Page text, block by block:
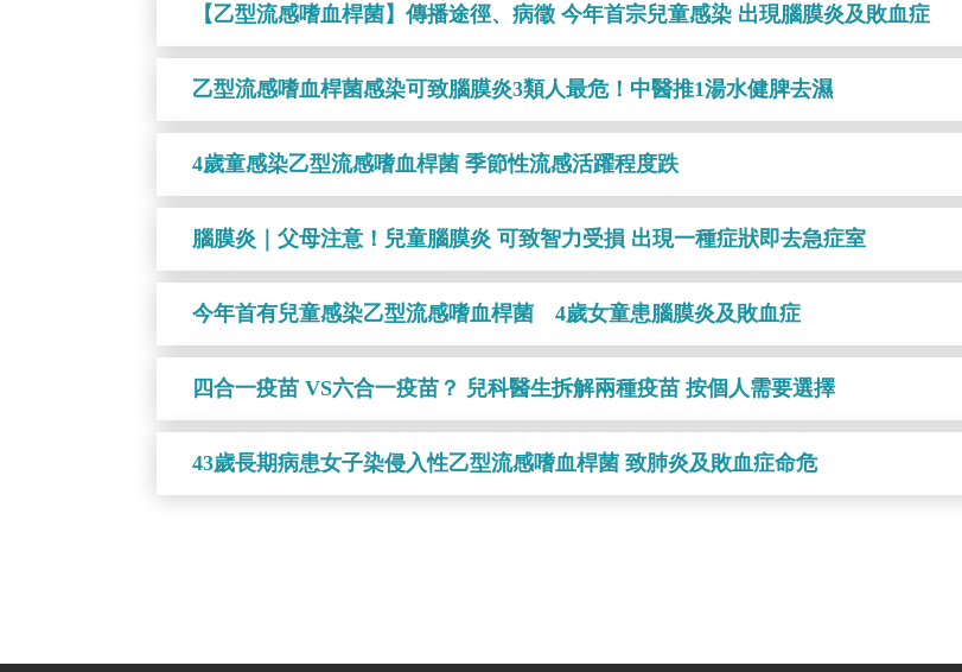
【乙型流感嗜血桿菌】傳播途徑、病徵 今年首宗兒童感染 出現腦膜炎及敗血症
乙型流感嗜血桿菌感染可致腦膜炎3類人最危！中醫推1湯水健脾去濕
4歲童感染乙型流感嗜血桿菌 季節性流感活躍程度跌
腦膜炎｜父母注意！兒童腦膜炎 可致智力受損 出現一種症狀即去急症室
今年首有兒童感染乙型流感嗜血桿菌 4歲女童患腦膜炎及敗血症
四合一疫苗 VS六合一疫苗？ 兒科醫生拆解兩種疫苗 按個人需要選擇
43歲長期病患女子染侵入性乙型流感嗜血桿菌 致肺炎及敗血症命危